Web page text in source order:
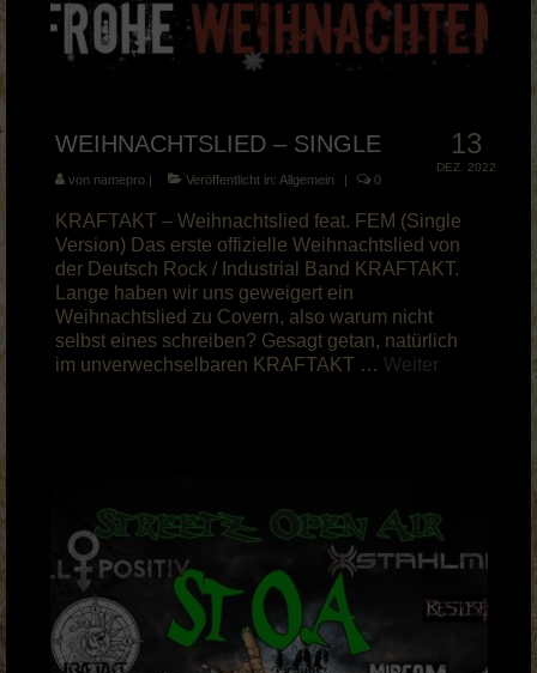
13
DEZ. 2022
WEIHNACHTSLIED – SINGLE
von namepro | Veröffentlicht in: Allgemein | 0
KRAFTAKT – Weihnachtslied feat. FEM (Single
Version) Das erste offizielle Weihnachtslied von
der Deutsch Rock / Industrial Band KRAFTAKT.
Lange haben wir uns geweigert ein
Weihnachtslied zu Covern, also warum nicht
selbst eines schreiben? Gesagt getan, natürlich
im unverwechselbaren KRAFTAKT … Weiter